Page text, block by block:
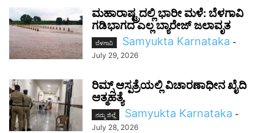
ಮಹಾರಾಷ್ಟ್ರದಲ್ಲಿ ಭಾರೀ ಮಳೆ: ಬೆಳಗಾವಿ
ಗಡಿಭಾಗದ ಎಲ್ಲ ಬ್ಯಾರೇಜ್ ಜಲಾವೃತ
ಬೆಳಗಾವಿ Samyukta Karnataka -
July 29, 2026
ರಿಮ್ಸ್ ಆಸ್ಪತ್ರೆಯಲ್ಲಿ ವಿಚಾರಣಾಧೀನ ಖೈದಿ
ಆತ್ಮಹತ್ಯೆ
ನಮ್ಮ ಜಿಲ್ಲೆ Samyukta Karnataka -
July 28, 2026